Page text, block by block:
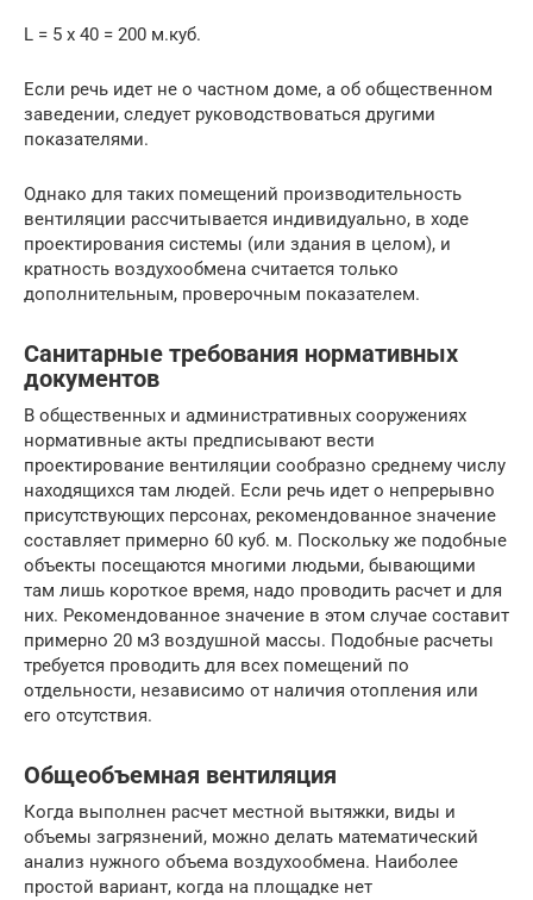
L = 5 х 40 = 200 м.куб.
Если речь идет не о частном доме, а об общественном
заведении, следует руководствоваться другими
показателями.
Однако для таких помещений производительность
вентиляции рассчитывается индивидуально, в ходе
проектирования системы (или здания в целом), и
кратность воздухообмена считается только
дополнительным, проверочным показателем.
Санитарные требования нормативных
документов
В общественных и административных сооружениях
нормативные акты предписывают вести
проектирование вентиляции сообразно среднему числу
находящихся там людей. Если речь идет о непрерывно
присутствующих персонах, рекомендованное значение
составляет примерно 60 куб. м. Поскольку же подобные
объекты посещаются многими людьми, бывающими
там лишь короткое время, надо проводить расчет и для
них. Рекомендованное значение в этом случае составит
примерно 20 м3 воздушной массы. Подобные расчеты
требуется проводить для всех помещений по
отдельности, независимо от наличия отопления или
его отсутствия.
Общеобъемная вентиляция
Когда выполнен расчет местной вытяжки, виды и
объемы загрязнений, можно делать математический
анализ нужного объема воздухообмена. Наиболее
простой вариант, когда на площадке нет